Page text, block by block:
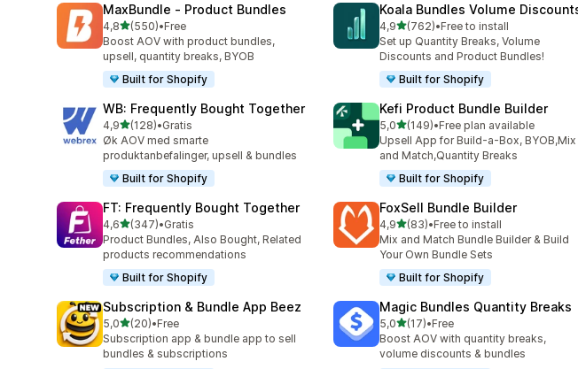
MaxBundle ‑ Product Bundles
4,8av 5 stjerner
(550)
Totalt 550 omtaler
•Free
Boost AOV with product bundles,
upsell, quantity breaks, BYOB
Built for Shopify
Koala Bundles Volume
4,9av 5 stjerner
(762)
Totalt 762 omtaler
•Free to install
Set up Quantity Breaks, Volume
Discounts and Product Bundles!
Built for Shopify
WB: Frequently Bought Together
4,9av 5 stjerner
(128)
Totalt 128 omtaler
•Gratis
Øk AOV med smarte
produktanbefalinger, upsell & bundles
Built for Shopify
Kefi Product Bundle Builder
5,0av 5 stjerner
(149)
Totalt 149 omtaler
•Free plan available
Upsell App for Build-a-Box, BYOB,Mix
and Match,Quantity Breaks
Built for Shopify
FT: Frequently Bought Together
4,6av 5 stjerner
(347)
Totalt 347 omtaler
•Gratis
Product Bundles, Also Bought, Related
products recommendations
Built for Shopify
FoxSell Bundle Builder
4,9av 5 stjerner
(83)
Totalt 83 omtaler
•Free to install
Mix and Match Bundle Builder & Build
Your Own Bundle Sets
Built for Shopify
Subscription & Bundle App Beez
5,0av 5 stjerner
(20)
Totalt 20 omtaler
•Free
Subscription app & bundle app to sell
bundles & subscriptions
Magic Bundles Quantity Breaks
5,0av 5 stjerner
(17)
Totalt 17 omtaler
•Free
Boost AOV with quantity breaks,
volume discounts & bundles